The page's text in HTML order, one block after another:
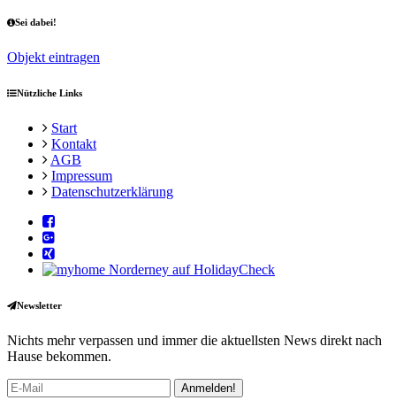
Sei dabei!
Objekt eintragen
Nützliche Links
Start
Kontakt
AGB
Impressum
Datenschutzerklärung
Newsletter
Nichts mehr verpassen und immer die aktuellsten News direkt nach
Hause bekommen.